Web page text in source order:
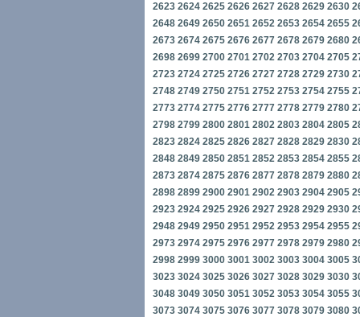
2623 2624 2625 2626 2627 2628 2629 2630
2648 2649 2650 2651 2652 2653 2654 2655
2673 2674 2675 2676 2677 2678 2679 2680
2698 2699 2700 2701 2702 2703 2704 2705
2723 2724 2725 2726 2727 2728 2729 2730
2748 2749 2750 2751 2752 2753 2754 2755
2773 2774 2775 2776 2777 2778 2779 2780
2798 2799 2800 2801 2802 2803 2804 2805
2823 2824 2825 2826 2827 2828 2829 2830
2848 2849 2850 2851 2852 2853 2854 2855
2873 2874 2875 2876 2877 2878 2879 2880
2898 2899 2900 2901 2902 2903 2904 2905
2923 2924 2925 2926 2927 2928 2929 2930
2948 2949 2950 2951 2952 2953 2954 2955
2973 2974 2975 2976 2977 2978 2979 2980
2998 2999 3000 3001 3002 3003 3004 3005
3023 3024 3025 3026 3027 3028 3029 3030
3048 3049 3050 3051 3052 3053 3054 3055
3073 3074 3075 3076 3077 3078 3079 3080